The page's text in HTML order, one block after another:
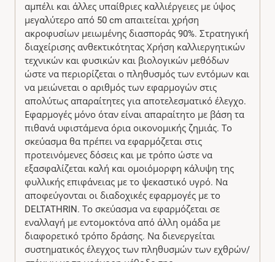
αμπέλι και άλλες υπαίθριες καλλιέργειες με ύψος
μεγαλύτερο από 50 cm απαιτείται χρήση
ακροφυσίων μειωμένης διασποράς 90%. Στρατηγική
διαχείρισης ανθεκτικότητας Χρήση καλλιεργητικών
τεχνικών και φυσικών και βιολογικών μεθόδων
ώστε να περιορίζεται ο πληθυσμός των εντόμων και
να μειώνεται ο αριθμός των εφαρμογών στις
απολύτως απαραίτητες για αποτελεσματικό έλεγχο.
Εφαρμογές μόνο όταν είναι απαραίτητο με βάση τα
πιθανά υφιστάμενα όρια οικονομικής ζημιάς. Το
σκεύασμα θα πρέπει να εφαρμόζεται στις
προτεινόμενες δόσεις και με τρόπο ώστε να
εξασφαλίζεται καλή και ομοιόμορφη κάλυψη της
φυλλικής επιφάνειας με το ψεκαστικό υγρό. Να
αποφεύγονται οι διαδοχικές εφαρμογές με το
DELTATHRIN. Το σκεύασμα να εφαρμόζεται σε
εναλλαγή με εντομοκτόνα από άλλη ομάδα με
διαφορετικό τρόπο δράσης. Να διενεργείται
συστηματικός έλεγχος των πληθυσμών των εχθρών/